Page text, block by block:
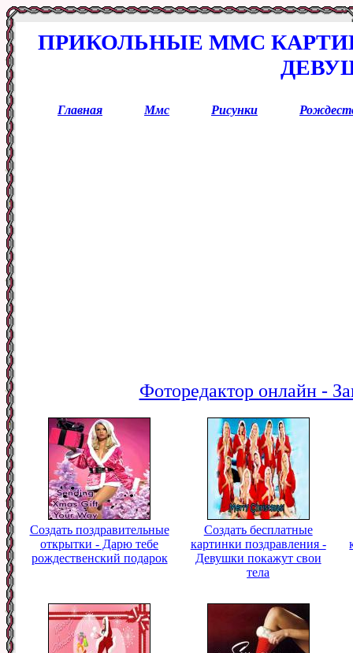
ПРИКОЛЬНЫЕ ММС
Главная Ммс Рисунки
Фоторедактор онлайн -
Создать поздравительные
открытки - Дарю тебе
рождественский подарок
Создать бесплатные
картинки поздравления -
Девушки покажут свои
тела